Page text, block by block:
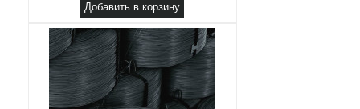
Добавить в корзину